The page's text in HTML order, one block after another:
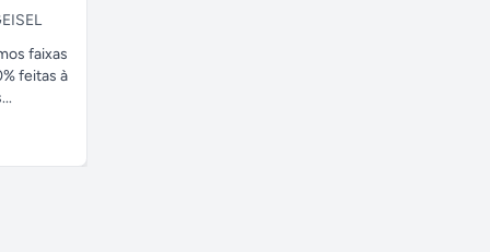
faixas
feitas à